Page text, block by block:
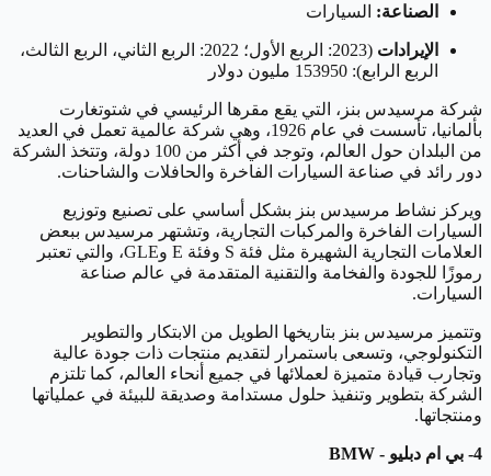
الصناعة: السيارات
الإيرادات
(2023: الربع الأول؛ 2022: الربع الثاني، الربع الثالث،
الربع الرابع): 153950 مليون دولار
شركة مرسيدس بنز، التي يقع مقرها الرئيسي في شتوتغارت
بألمانيا، تأسست في عام 1926، وهي شركة عالمية تعمل في العديد
من البلدان حول العالم، وتوجد في أكثر من 100 دولة، وتتخذ الشركة
دور رائد في صناعة السيارات الفاخرة والحافلات والشاحنات.
ويركز نشاط مرسيدس بنز بشكل أساسي على تصنيع وتوزيع
السيارات الفاخرة والمركبات التجارية، وتشتهر مرسيدس ببعض
العلامات التجارية الشهيرة مثل فئة S وفئة E وGLE، والتي تعتبر
رموزًا للجودة والفخامة والتقنية المتقدمة في عالم صناعة
السيارات.
وتتميز مرسيدس بنز بتاريخها الطويل من الابتكار والتطوير
التكنولوجي، وتسعى باستمرار لتقديم منتجات ذات جودة عالية
وتجارب قيادة متميزة لعملائها في جميع أنحاء العالم، كما تلتزم
الشركة بتطوير وتنفيذ حلول مستدامة وصديقة للبيئة في عملياتها
ومنتجاتها.
4- بي ام دبليو - BMW